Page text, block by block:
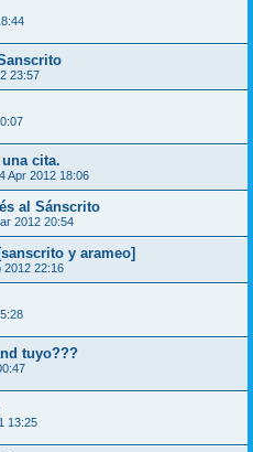
23:57
cita.
Apr 2012 18:06
al Sánscrito
2012 20:54
y arameo]
2012 22:16
tuyo???
13:25